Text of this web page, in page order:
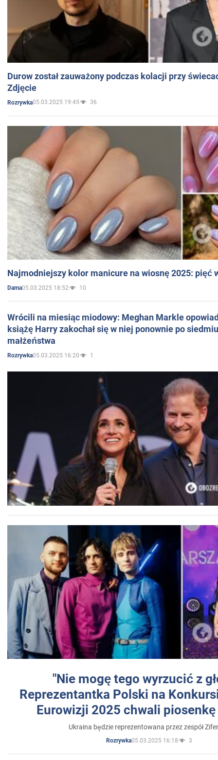
Durow został zauważony podczas kolacji przy
Zdjęcie
Rozrywka05.03.2025 19:45 36
Najmodniejszy kolor manicure na wiosnę 2025: pięć
Dama05.03.2025 18:52 10
Wrócili na miesiąc miodowy: Meghan Markle
książę Harry zakochał się w niej ponownie po
małżeństwa
Rozrywka05.03.2025 16:20 1
"Nie mogę tego wyrzucić z
Reprezentantka Polski na
Eurowizji 2025 chwali
Ukraina będzie reprezentowana przez zespół
Rozrywka05.03.2025 16:18 3